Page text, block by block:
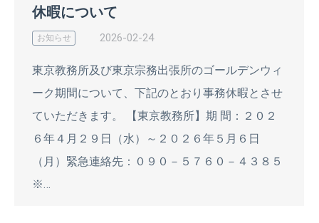
休暇について
お知らせ 2026-02-24
東京教務所及び東京宗務出張所のゴールデンウィ
ーク期間について、下記のとおり事務休暇とさせ
ていただきます。 【東京教務所】期 間：２０２
６年４月２９日（水）～２０２６年５月６日
（月）緊急連絡先：０９０－５７６０－４３８５
※…